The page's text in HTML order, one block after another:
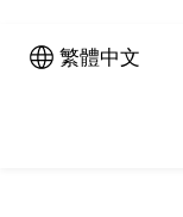
繁體中文